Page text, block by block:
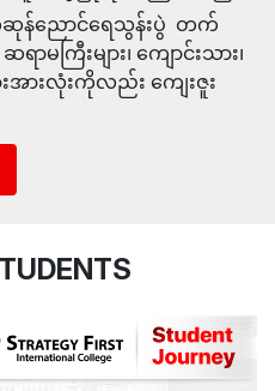
န်ညောင်ရေသွန်းပွဲ  တက်
မကြီးများ၊ ကျောင်းသား၊
းအားလုံးကိုလည်း ကျေးဇူး